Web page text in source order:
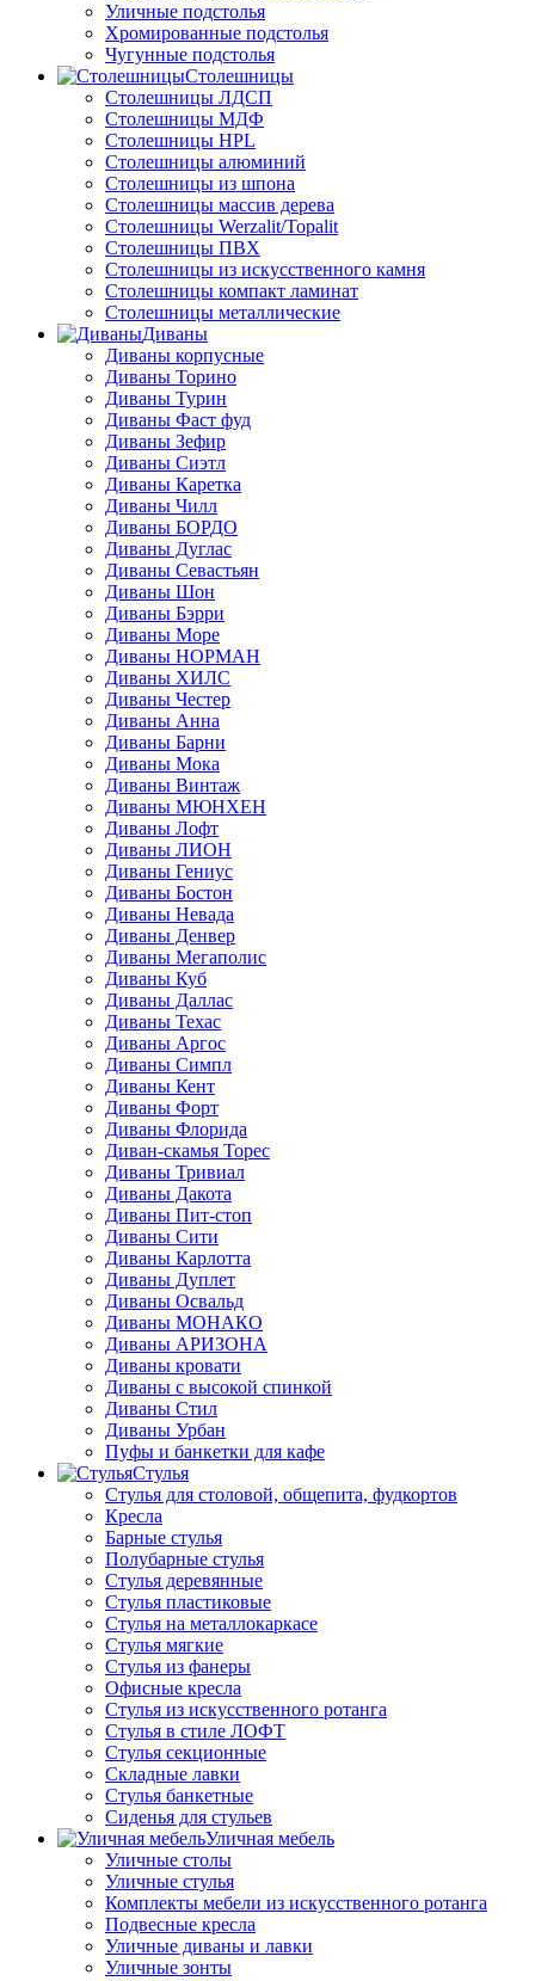
Уличные подстолья
Хромированные подстолья
Чугунные подстолья
Столешницы
Столешницы ЛДСП
Столешницы МДФ
Столешницы HPL
Столешницы алюминий
Столешницы из шпона
Столешницы массив дерева
Столешницы Werzalit/Topalit
Столешницы ПВХ
Столешницы из искусственного камня
Столешницы компакт ламинат
Столешницы металлические
Диваны
Диваны корпусные
Диваны Торино
Диваны Турин
Диваны Фаст фуд
Диваны Зефир
Диваны Сиэтл
Диваны Каретка
Диваны Чилл
Диваны БОРДО
Диваны Дуглас
Диваны Севастьян
Диваны Шон
Диваны Бэрри
Диваны Море
Диваны НОРМАН
Диваны ХИЛС
Диваны Честер
Диваны Анна
Диваны Барни
Диваны Мока
Диваны Винтаж
Диваны МЮНХЕН
Диваны Лофт
Диваны ЛИОН
Диваны Гениус
Диваны Бостон
Диваны Невада
Диваны Денвер
Диваны Мегаполис
Диваны Куб
Диваны Даллас
Диваны Техас
Диваны Аргос
Диваны Симпл
Диваны Кент
Диваны Форт
Диваны Флорида
Диван-скамья Торес
Диваны Тривиал
Диваны Дакота
Диваны Пит-стоп
Диваны Сити
Диваны Карлотта
Диваны Дуплет
Диваны Освальд
Диваны МОНАКО
Диваны АРИЗОНА
Диваны кровати
Диваны с высокой спинкой
Диваны Стил
Диваны Урбан
Пуфы и банкетки для кафе
Стулья
Стулья для столовой, общепита, фудкортов
Кресла
Барные стулья
Полубарные стулья
Стулья деревянные
Стулья пластиковые
Стулья на металлокаркасе
Стулья мягкие
Стулья из фанеры
Офисные кресла
Стулья из искусственного ротанга
Стулья в стиле ЛОФТ
Стулья секционные
Складные лавки
Стулья банкетные
Сиденья для стульев
Уличная мебель
Уличные столы
Уличные стулья
Комплекты мебели из искусственного ротанга
Подвесные кресла
Уличные диваны и лавки
Уличные зонты